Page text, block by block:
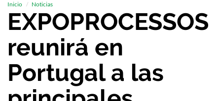
Inicio Noticias
EXPOPROCESSOS
reunirá en
Portugal a las